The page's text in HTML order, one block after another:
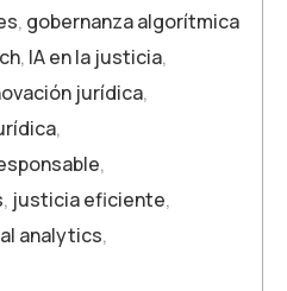
, gobernanza algorítmica
, IA en la justicia,
jurídica,
,
,
, justicia eficiente,
analytics,